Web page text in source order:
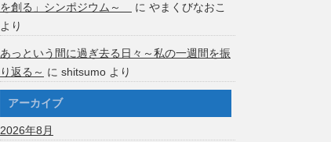
を創る」シンポジウム～
に やまくびなおこ
より
あっという間に過ぎ去る日々～私の一週間を振
り返る～ に shitsumo より
アーカイブ
2026年8月